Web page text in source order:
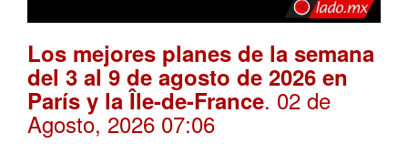
Los mejores planes de la semana
del 3 al 9 de agosto de 2026 en
París y la Île-de-France. 02 de
Agosto, 2026 07:06